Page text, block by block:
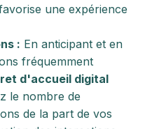
une expérience
: En anticipant et en
fréquemment
d'accueil digital
le nombre de
de la part de vos